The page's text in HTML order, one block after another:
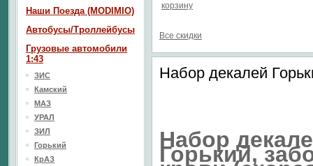
корзину
Все скидки
Набор декалей
Набор
Горький,
Наши Поезда (MODIMIO)
Автобусы/Троллейбусы
Грузовые автомобили
1:43
ЗИС
Камский
МАЗ
УРАЛ
ЗИЛ
Горький
КрАЗ